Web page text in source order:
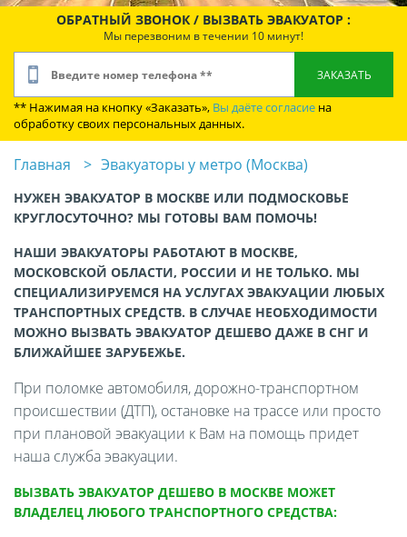
ОБРАТНЫЙ ЗВОНОК / ВЫЗВАТЬ ЭВАКУАТОР :
Мы перезвоним в течении 10 минут!
** Нажимая на кнопку «Заказать», Вы даёте согласие на
обработку своих персональных данных.
Главная Эвакуаторы у метро (Москва)
НУЖЕН ЭВАКУАТОР В МОСКВЕ ИЛИ ПОДМОСКОВЬЕ
КРУГЛОСУТОЧНО? МЫ ГОТОВЫ ВАМ ПОМОЧЬ!
НАШИ ЭВАКУАТОРЫ РАБОТАЮТ В МОСКВЕ,
МОСКОВСКОЙ ОБЛАСТИ, РОССИИ И НЕ ТОЛЬКО. МЫ
СПЕЦИАЛИЗИРУЕМСЯ НА УСЛУГАХ ЭВАКУАЦИИ ЛЮБЫХ
ТРАНСПОРТНЫХ СРЕДСТВ. В СЛУЧАЕ НЕОБХОДИМОСТИ
МОЖНО ВЫЗВАТЬ ЭВАКУАТОР ДЕШЕВО ДАЖЕ В СНГ И
БЛИЖАЙШЕЕ ЗАРУБЕЖЬЕ.
При поломке автомобиля, дорожно-транспортном
происшествии (ДТП), остановке на трассе или просто
при плановой эвакуации к Вам на помощь придет
наша служба эвакуации.
ВЫЗВАТЬ ЭВАКУАТОР ДЕШЕВО В МОСКВЕ МОЖЕТ
ВЛАДЕЛЕЦ ЛЮБОГО ТРАНСПОРТНОГО СРЕДСТВА: